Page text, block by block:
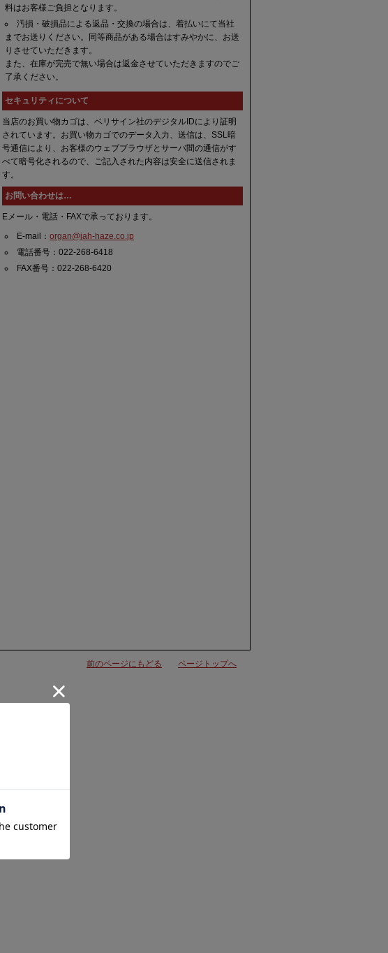
料はお客様ご負担となります。
汚損・破損品による返品・交換の場合は、着払いにて当社
までお送りください。同等商品がある場合はすみやかに、お送
りさせていただきます。
また、在庫が完売で無い場合は返金させていただきますのでご
了承ください。
セキュリティについて
当店のお買い物カゴは、ベリサイン社のデジタルIDにより証明
されています。お買い物カゴでのデータ入力、送信は、SSL暗
号通信により、お客様のウェブブラウザとサーバ間の通信がす
べて暗号化されるので、ご記入された内容は安全に送信されま
す。
お問い合わせは…
Eメール・電話・FAXで承っております。
E-mail：organ@jah-haze.co.jp
電話番号：022-268-6418
FAX番号：022-268-6420
前のページにもどる ページトップへ